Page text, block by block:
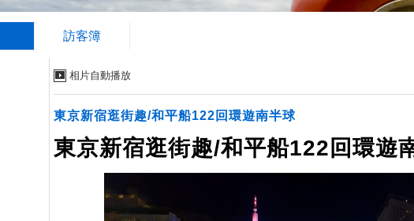
訪客簿
相片自動播放
東京新宿逛街趣/和平船122回環遊南半球
東京新宿逛街趣/和平船122回環遊